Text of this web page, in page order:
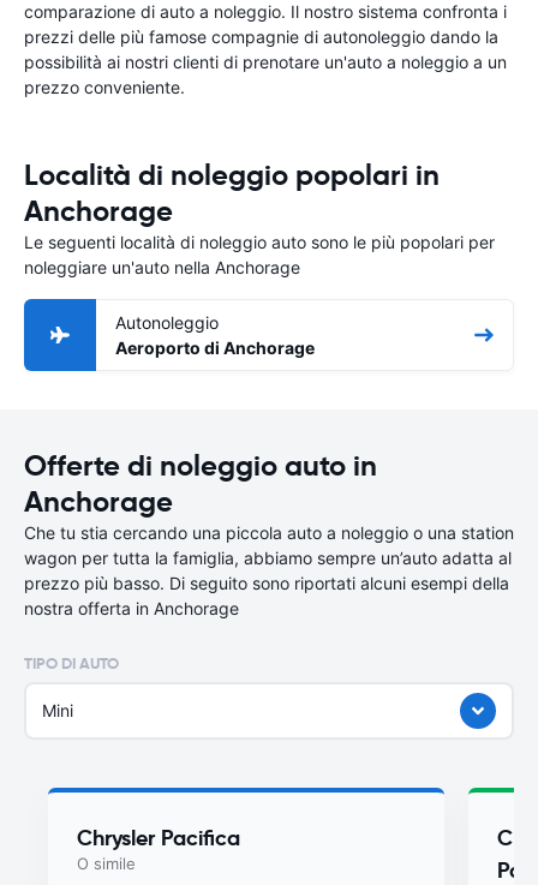
comparazione di auto a noleggio. Il nostro sistema confronta i
prezzi delle più famose compagnie di autonoleggio dando la
possibilità ai nostri clienti di prenotare un'auto a noleggio a un
prezzo conveniente.
Località di noleggio popolari in
Anchorage
Le seguenti località di noleggio auto sono le più popolari per
noleggiare un'auto nella Anchorage
Autonoleggio
Aeroporto di Anchorage
Offerte di noleggio auto in
Anchorage
Che tu stia cercando una piccola auto a noleggio o una station
wagon per tutta la famiglia, abbiamo sempre un’auto adatta al
prezzo più basso. Di seguito sono riportati alcuni esempi della
nostra offerta in Anchorage
TIPO DI AUTO
Mini
Chrysler Pacifica
O simile